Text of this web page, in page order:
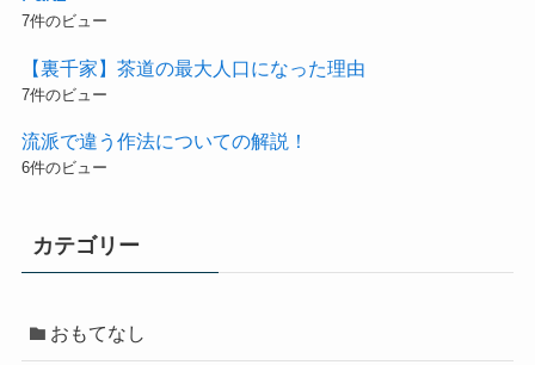
7件のビュー
【裏千家】茶道の最大人口になった理由
7件のビュー
流派で違う作法についての解説！
6件のビュー
カテゴリー
おもてなし